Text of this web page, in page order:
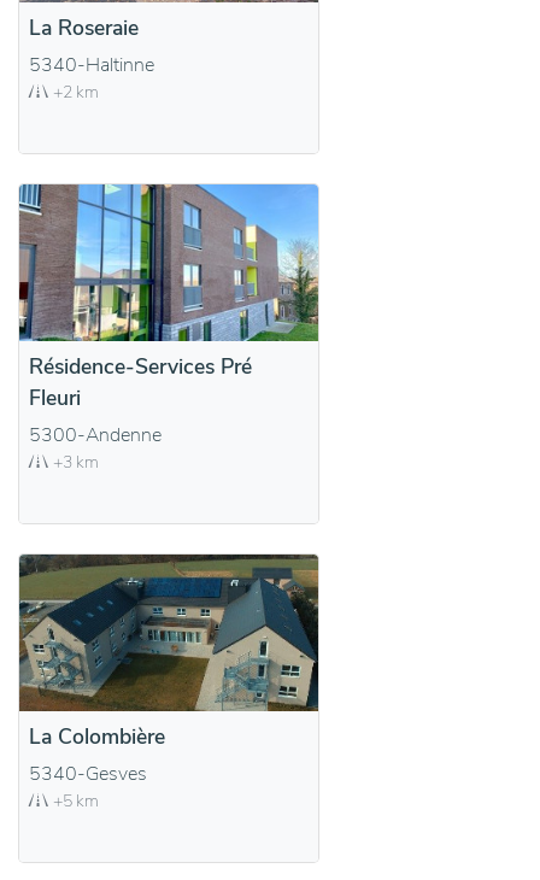
La Roseraie
5340-Haltinne
+2 km
Résidence-Services Pré
Fleuri
5300-Andenne
+3 km
La Colombière
5340-Gesves
+5 km